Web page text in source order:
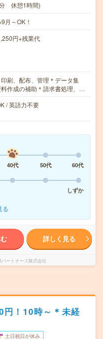
休憩1時間)
～OK！
円+残業代
刷、配布、管理＊データ集
作成の補助＊請求書処理、…
/ 英語力不要
40代 50代
60代
しずか
る
詳しく見る
ートナーズ株式会社
円！10時～＊未経
土日祝日が休み